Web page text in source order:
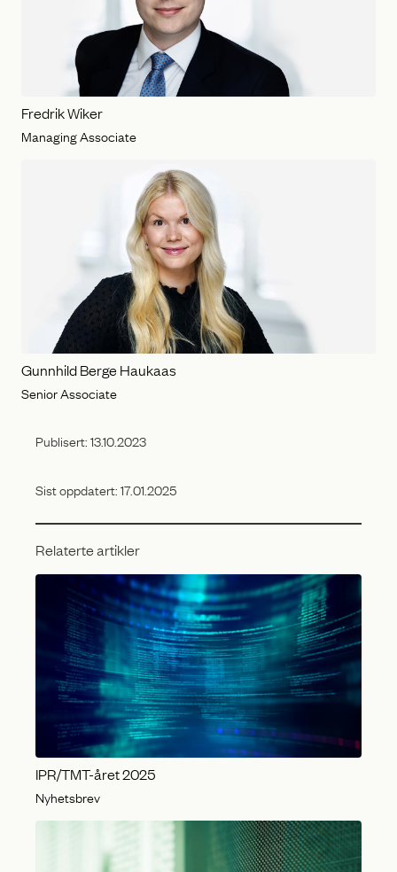
Fredrik Wiker
Managing Associate
Gunnhild Berge Haukaas
Senior Associate
Publisert:13.10.2023
Sist oppdatert:17.01.2025
Relaterte artikler
IPR/TMT-året 2025
Nyhetsbrev